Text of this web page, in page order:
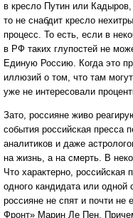
в кресло Путин или
то не снабдит кресло
процесс. То есть, если в
в РФ таких глупостей не
Единую Россию. Когда это
иллюзий о том, что там
уже не интересовали
Зато, россияне живо
события российская пресса
аналитиков и даже
на жизнь, а на смерть. В
Что характерно,
одного кандидата или
россияне не спят и почти не
Фронт» Марин Ле Пен.